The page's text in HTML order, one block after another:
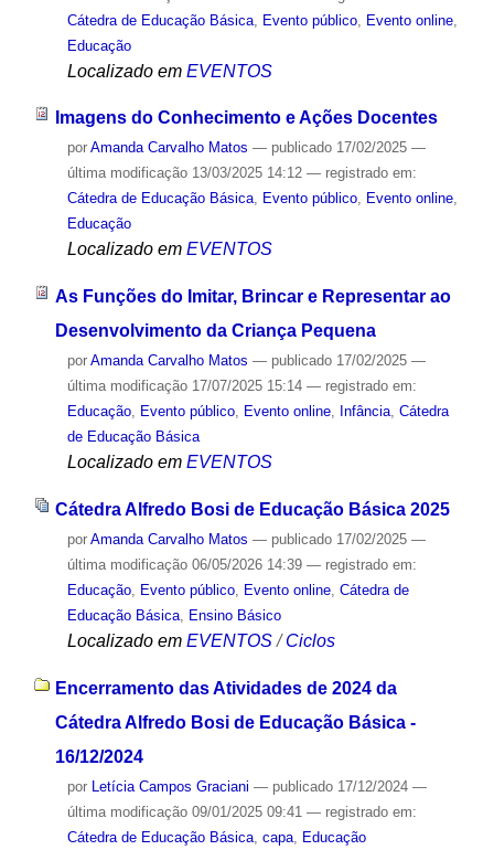
Cátedra de Educação Básica, Evento público, Evento online,
Educação
Localizado em EVENTOS
Imagens do Conhecimento e Ações Docentes
por Amanda Carvalho Matos — publicado17/02/2025 —
última modificação13/03/2025 14:12 — registrado em:
Cátedra de Educação Básica, Evento público, Evento online,
Educação
Localizado em EVENTOS
As Funções do Imitar, Brincar e Representar ao
Desenvolvimento da Criança Pequena
por Amanda Carvalho Matos — publicado17/02/2025 —
última modificação17/07/2025 15:14 — registrado em:
Educação, Evento público, Evento online, Infância, Cátedra
de Educação Básica
Localizado em EVENTOS
Cátedra Alfredo Bosi de Educação Básica 2025
por Amanda Carvalho Matos — publicado17/02/2025 —
última modificação06/05/2026 14:39 — registrado em:
Educação, Evento público, Evento online, Cátedra de
Educação Básica, Ensino Básico
Localizado em EVENTOS /Ciclos
Encerramento das Atividades de 2024 da
Cátedra Alfredo Bosi de Educação Básica -
16/12/2024
por Letícia Campos Graciani — publicado17/12/2024 —
última modificação09/01/2025 09:41 — registrado em:
Cátedra de Educação Básica, capa, Educação